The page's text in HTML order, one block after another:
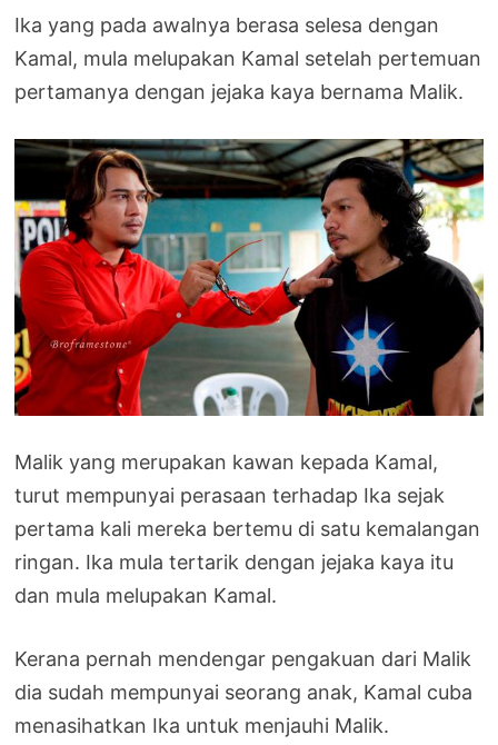
Ika yang pada awalnya berasa selesa dengan
Kamal, mula melupakan Kamal setelah pertemuan
pertamanya dengan jejaka kaya bernama Malik.
Malik yang merupakan kawan kepada Kamal,
turut mempunyai perasaan terhadap Ika sejak
pertama kali mereka bertemu di satu kemalangan
ringan. Ika mula tertarik dengan jejaka kaya itu
dan mula melupakan Kamal.
Kerana pernah mendengar pengakuan dari Malik
dia sudah mempunyai seorang anak, Kamal cuba
menasihatkan Ika untuk menjauhi Malik.